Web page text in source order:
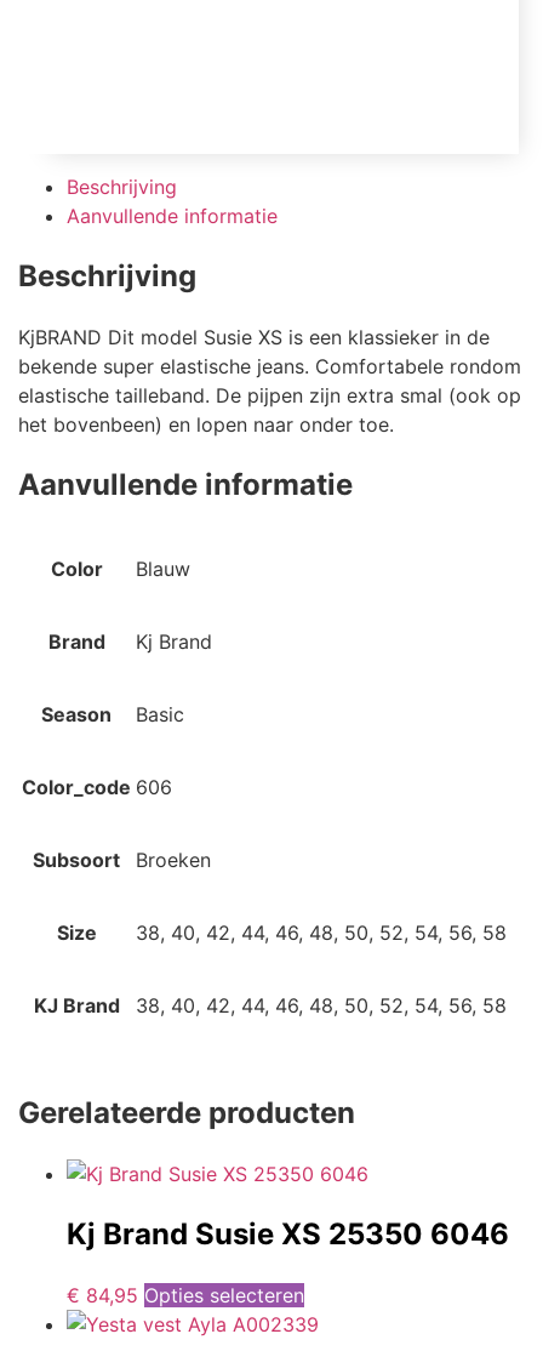
Beschrijving
Aanvullende informatie
Beschrijving
KjBRAND Dit model Susie XS is een klassieker in de
bekende super elastische jeans. Comfortabele rondom
elastische tailleband. De pijpen zijn extra smal (ook op
het bovenbeen) en lopen naar onder toe.
Aanvullende informatie
Color Blauw
Brand Kj Brand
Season Basic
Color_code 606
Subsoort Broeken
Size 38, 40, 42, 44, 46, 48, 50, 52, 54, 56, 58
KJ Brand 38, 40, 42, 44, 46, 48, 50, 52, 54, 56, 58
Gerelateerde producten
Kj Brand Susie XS 25350 6046
€ 84,95 Opties selecteren